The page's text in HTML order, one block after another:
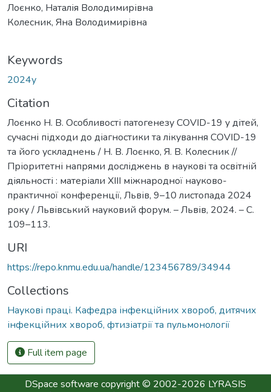
Лоєнко, Наталія Володимирівна
Колесник, Яна Володимирівна
Keywords
2024у
Citation
Лоєнко Н. В. Особливості патогенезу COVID-19 у дітей,
сучасні підходи до діагностики та лікування COVID-19
та його ускладнень / Н. В. Лоєнко, Я. В. Колесник //
Пріоритетні напрями досліджень в наукові та освітній
діяльності : матеріали ХІІІ міжнародної науково-
практичної конференції, Львів, 9–10 листопада 2024
року / Львівський науковий форум. – Львів, 2024. – С.
109–113.
URI
https://repo.knmu.edu.ua/handle/123456789/34944
Collections
Наукові праці. Кафедра інфекційних хвороб, дитячих
інфекційних хвороб, фтизіатрії та пульмонології
Full item page
DSpace software copyright © 2002-2026 LYRASIS